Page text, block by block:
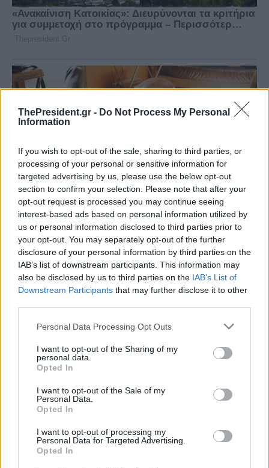
ThePresident.gr - Do Not Process My Personal
Information
If you wish to opt-out of the sale, sharing to third parties, or
processing of your personal or sensitive information for
targeted advertising by us, please use the below opt-out
section to confirm your selection. Please note that after your
opt-out request is processed you may continue seeing
interest-based ads based on personal information utilized by
us or personal information disclosed to third parties prior to
your opt-out. You may separately opt-out of the further
disclosure of your personal information by third parties on the
IAB’s list of downstream participants. This information may
also be disclosed by us to third parties on the IAB’s List of
Downstream Participants that may further disclose it to other
Personal Data Processing Opt Outs
I want to opt-out of the Sharing of my
personal data.
Opted In
I want to opt-out of the Sale of my
Personal Data.
Opted In
I want to opt-out of processing my
Personal Data for Targeted Advertising.
Opted In